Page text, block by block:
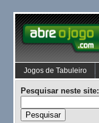
Jogos de Tabuleiro
Pesquisar neste site: